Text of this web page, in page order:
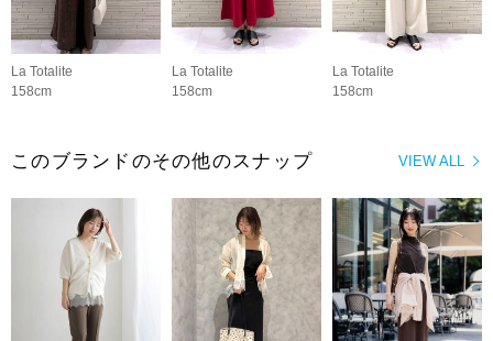
La Totalite
158cm
La Totalite
158cm
La Totalite
158cm
VIEW ALL
このブランドのその他のスナップ